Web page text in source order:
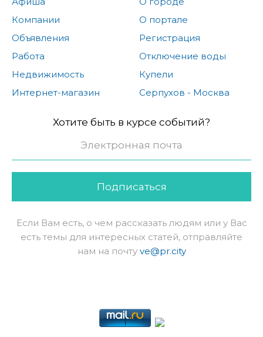
Компании
Объявления
Работа
Недвижимость
Интернет-магазин
О портале
Регистрация
Отключение воды
Купели
Серпухов - Москва
Хотите быть в курсе событий?
Подписаться
Если Вам есть, о чем рассказать людям или у Вас
есть темы для интересных статей, отправляйте
нам на почту ve@pr.city